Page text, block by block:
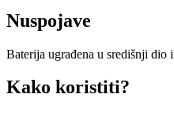
Nuspojave
Baterija ugrađena u središnji dio
Kako koristiti?